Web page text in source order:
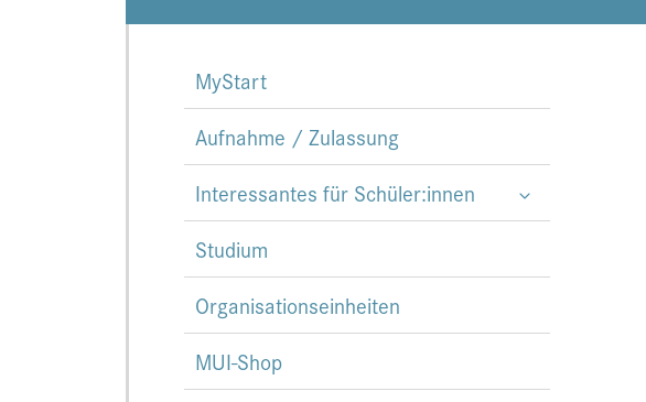
MyStart
Aufnahme / Zulassung
Interessantes für Schüler:innen
Studium
Organisationseinheiten
MUI-Shop